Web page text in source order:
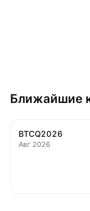
Ближайшие
BTCQ2026
Авг 2026